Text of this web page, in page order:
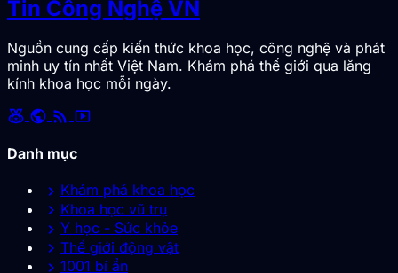
Tin Công Nghệ VN
Nguồn cung cấp kiến thức khoa học, công nghệ và phát
minh uy tín nhất Việt Nam. Khám phá thế giới qua lăng
kính khoa học mỗi ngày.
social_leaderboard public rss_feed smart_display
Danh mục
chevron_right Khám phá khoa học
chevron_right Khoa học vũ trụ
chevron_right Y học - Sức khỏe
chevron_right Thế giới động vật
chevron_right 1001 bí ẩn